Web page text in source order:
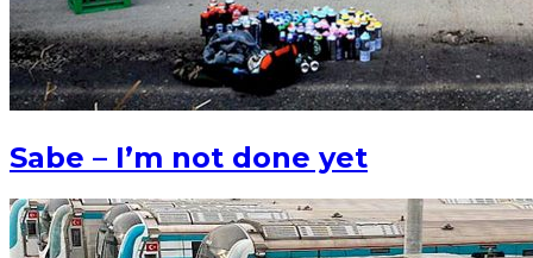
Sabe – I’m not done yet